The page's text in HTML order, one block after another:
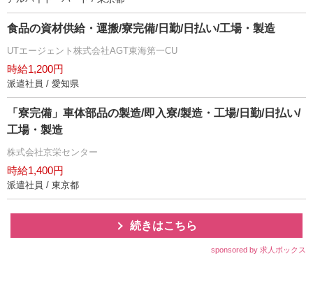
食品の資材供給・運搬/寮完備/日勤/日払い/工場・製造
UTエージェント株式会社AGT東海第一CU
時給1,200円
派遣社員 / 愛知県
「寮完備」車体部品の製造/即入寮/製造・工場/日勤/日払い/
工場・製造
株式会社京栄センター
時給1,400円
派遣社員 / 東京都
続きはこちら
sponsored by 求人ボックス